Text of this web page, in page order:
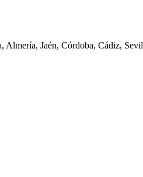
Jaén, Córdoba, Cádiz,